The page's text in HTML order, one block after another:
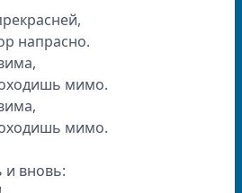
напрасно.
мимо.
мимо.
и вновь: